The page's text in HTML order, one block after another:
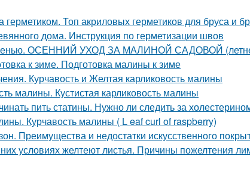
Топ акриловых герметиков для бруса и
дома. Инструкция по герметизации швов
ОСЕННИЙ УХОД ЗА МАЛИНОЙ САДОВОЙ
к зиме. Подготовка малины к зиме
Курчавость и Желтая карликовость малины
малины. Кустистая карликовость малины
пить статины. Нужно ли следить за
Курчавость малины ( L eaf curl of raspberry)
Преимущества и недостатки искусственного
условиях желтеют листья. Причины пожелтения